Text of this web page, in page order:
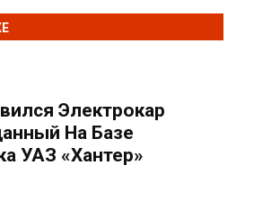
Электрокар
На Базе
УАЗ «Хантер»